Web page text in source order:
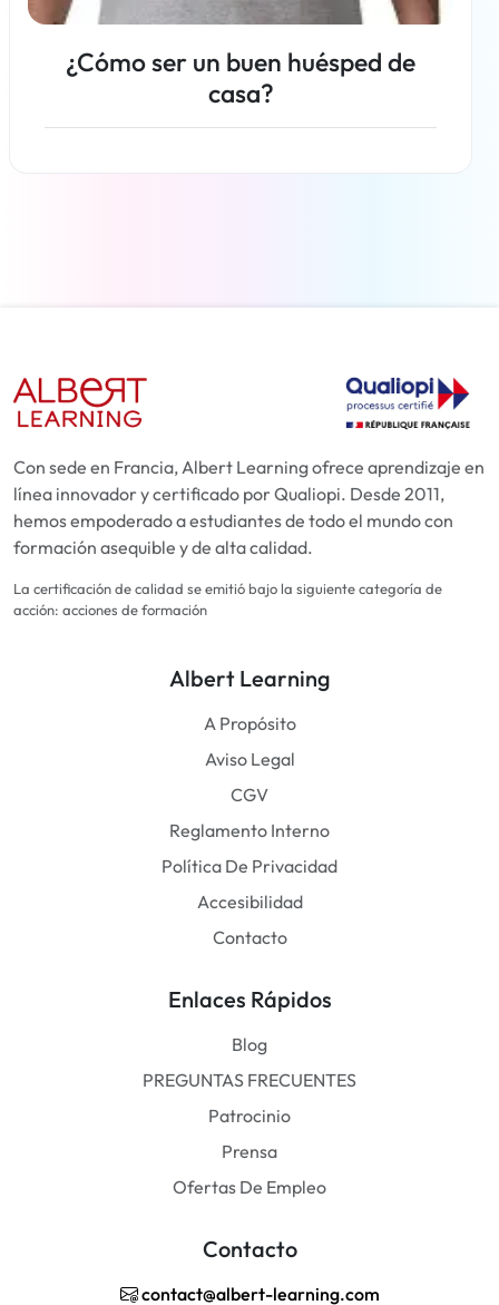
¿Cómo ser un buen huésped de
casa?
Con sede en Francia, Albert Learning ofrece aprendizaje en
línea innovador y certificado por Qualiopi. Desde 2011,
hemos empoderado a estudiantes de todo el mundo con
formación asequible y de alta calidad.
La certificación de calidad se emitió bajo la siguiente categoría de
acción: acciones de formación
Albert Learning
A Propósito
Aviso Legal
CGV
Reglamento Interno
Política De Privacidad
Accesibilidad
Contacto
Enlaces Rápidos
Blog
PREGUNTAS FRECUENTES
Patrocinio
Prensa
Ofertas De Empleo
Contacto
contact@albert-learning.com